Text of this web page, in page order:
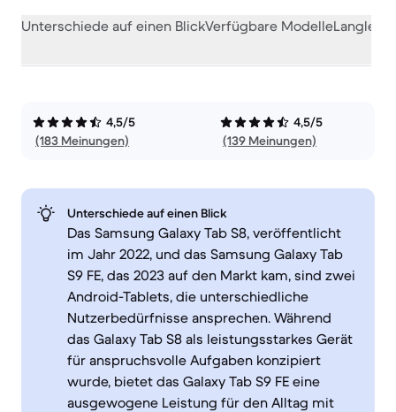
Unterschiede auf einen BlickVerfügbare Modelle
4,5/5
(183 Meinungen)
4,5/5
(139 Meinungen)
Unterschiede auf einen Blick
Das Samsung Galaxy Tab S8, veröffentlicht
im Jahr 2022, und das Samsung Galaxy Tab
S9 FE, das 2023 auf den Markt kam, sind zwei
Android-Tablets, die unterschiedliche
Nutzerbedürfnisse ansprechen. Während
das Galaxy Tab S8 als leistungsstarkes Gerät
für anspruchsvolle Aufgaben konzipiert
wurde, bietet das Galaxy Tab S9 FE eine
ausgewogene Leistung für den Alltag mit